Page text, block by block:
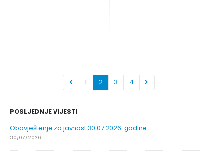
1 2 3 4
POSLJEDNJE VIJESTI
Obavještenje za javnost 30.07.2026. godine
30/07/2026